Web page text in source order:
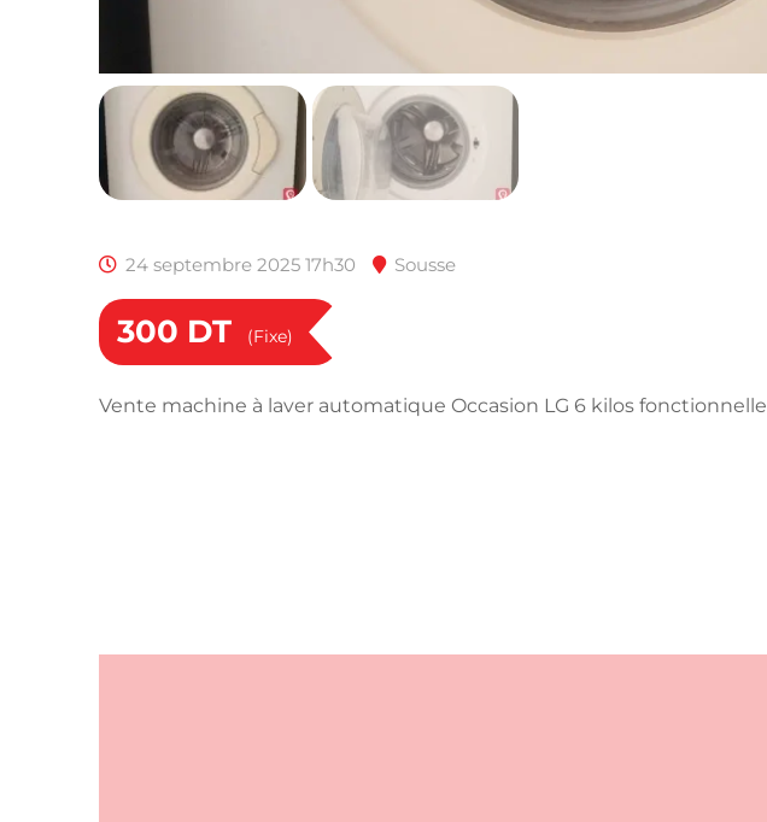
24 septembre 2025 17h30 Sousse
300 DT (Fixe)
Vente machine à laver automatique Occasion LG 6 kilos fonctionnelle